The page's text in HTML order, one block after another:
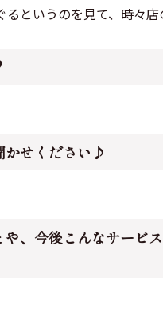
というのを見て、時々
かせください♪
、今後こんなサービ